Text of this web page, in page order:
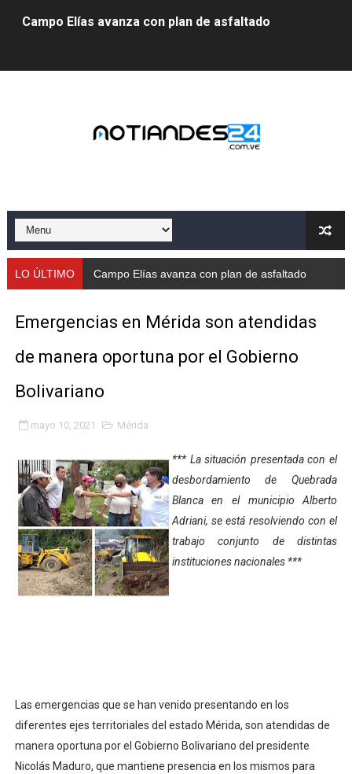
Campo Elías avanza con plan de asfaltado
Venezuela instala su primer detector de
Gobernación de Mérida instalará mesa de trabajo con
Niños merideños potencian su talento en plan
Gobierno bolivariano avanza en la transformación del
Niños merideños aprenden sobre gaita de tambora
Gobernación de Mérida fortalece el desarrollo
Corposalud inició talleres para aspirantes al curso de
Fortalecen formación académica de médicos en
Fortaleciendo la economía comunal en El Vigía con
Plan Vacacional "Venezuela Ríe 2026" brinda
Iniciación al yoga reúne a diversos clubes deportivos
LO ÚLTIMO Encuentro estada
Emergencias en Mérida son atendidas
de manera oportuna por el Gobierno
Bolivariano
mayo 10, 2021 Mérida
*** La situación presentada con el
desbordamiento de Quebrada
Blanca en el municipio Alberto
Adriani, se está resolviendo con el
trabajo conjunto de distintas
instituciones nacionales ***
Las emergencias que se han venido presentando en los
diferentes ejes territoriales del estado Mérida, son atendidas de
manera oportuna por el Gobierno Bolivariano del presidente
Nicolás Maduro, que mantiene presencia en los mismos para